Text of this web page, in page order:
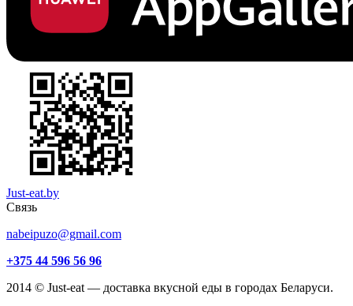
Just-eat.by
Связь
nabeipuzo@gmail.com
+375 44 596 56 96
2014 © Just-eat — доставка вкусной еды в городах Беларуси.